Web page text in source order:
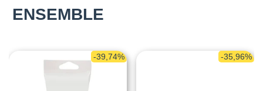
ENSEMBLE
-39,74% -35,96%